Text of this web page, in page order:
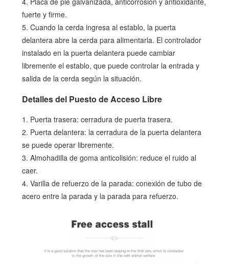
fuerte y firme.
5. Cuando la cerda ingresa al establo, la puerta
delantera abre la cerda para alimentarla. El controlador
instalado en la puerta delantera puede cambiar
libremente el establo, que puede controlar la entrada y
salida de la cerda según la situación.
Detalles del Puesto de Acceso Libre
1. Puerta trasera: cerradura de puerta trasera.
2. Puerta delantera: la cerradura de la puerta delantera
se puede operar libremente.
3. Almohadilla de goma anticolisión: reduce el ruido al
caer.
4. Varilla de refuerzo de la parada: conexión de tubo de
acero entre la parada y la parada para refuerzo.